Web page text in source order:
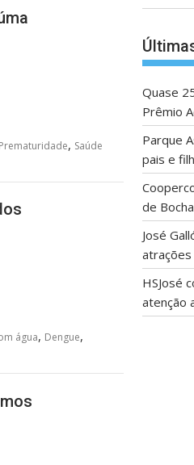
Prematuridade, Saúde
água, Dengue,
Quase
Prêmio
Parque
pais e
de
José
atrações
HSJosé
atenção